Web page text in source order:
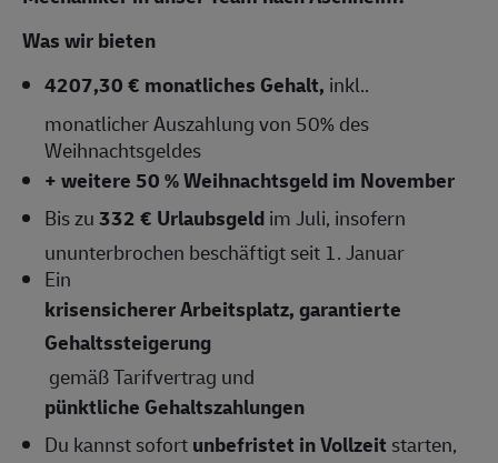
Was wir bieten
4207,30 € monatliches Gehalt, inkl..
monatlicher Auszahlung von 50% des
Weihnachtsgeldes
+ weitere 50 % Weihnachtsgeld im November
Bis zu332 € Urlaubsgeldim Juli, insofern
ununterbrochen beschäftigt seit 1. Januar
Ein
krisensicherer Arbeitsplatz, garantierte
Gehaltssteigerung
gemäß Tarifvertrag und
pünktliche Gehaltszahlungen
Du kannst sofortunbefristet in Vollzeit starten,